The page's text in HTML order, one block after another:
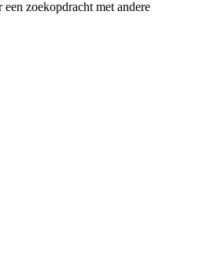
zoekopdracht met andere